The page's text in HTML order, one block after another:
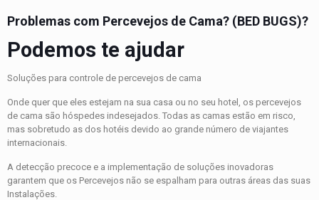
Problemas com Percevejos de Cama? (BED BUGS)?
Podemos te ajudar
Soluções para controle de percevejos de cama
Onde quer que eles estejam na sua casa ou no seu hotel, os percevejos
de cama são hóspedes indesejados. Todas as camas estão em risco,
mas sobretudo as dos hotéis devido ao grande número de viajantes
internacionais.
A detecção precoce e a implementação de soluções inovadoras
garantem que os Percevejos não se espalham para outras áreas das suas
Instalações.